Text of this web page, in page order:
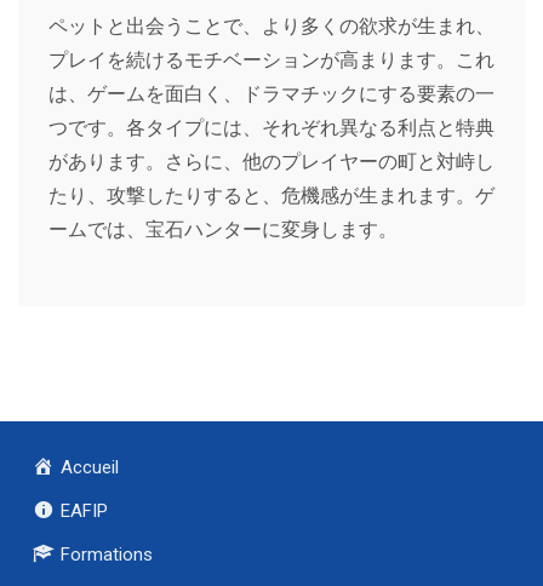
ペットと出会うことで、より多くの欲求が生まれ、
プレイを続けるモチベーションが高まります。これ
は、ゲームを面白く、ドラマチックにする要素の一
つです。各タイプには、それぞれ異なる利点と特典
があります。さらに、他のプレイヤーの町と対峙し
たり、攻撃したりすると、危機感が生まれます。ゲ
ームでは、宝石ハンターに変身します。
Accueil
EAFIP
Formations